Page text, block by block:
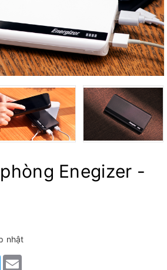
Enegizer -
nhật
Twitter